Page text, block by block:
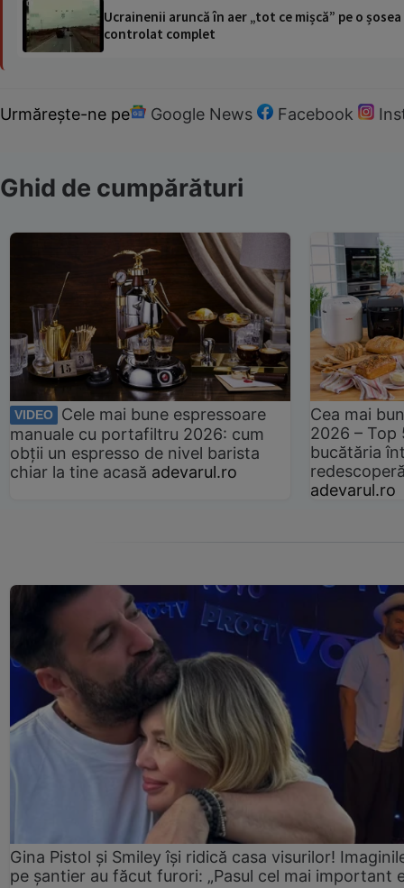
Ucrainenii aruncă în aer „tot ce mișcă” pe o
controlat complet
Urmărește-ne pe Google News Facebook
Ghid de cumpărături
VIDEO
Cele mai bune espressoare
manuale cu portafiltru 2026: cum
obții un espresso de nivel barista
chiar la tine acasă adevarul.ro
Cea mai
2026 –
bucătăria
adevarul.ro
Gina Pistol și Smiley își ridică casa visurilor!
pe șantier au făcut furori: „Pasul cel mai important